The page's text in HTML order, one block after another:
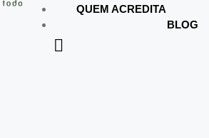
QUEM ACREDITA
BLOG